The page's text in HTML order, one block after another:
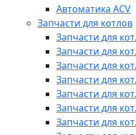
Автоматика ACV
Запчасти для котлов
Запчасти для
Запчасти для
Запчасти для
Запчасти для
Запчасти для
Запчасти для
Запчасти для